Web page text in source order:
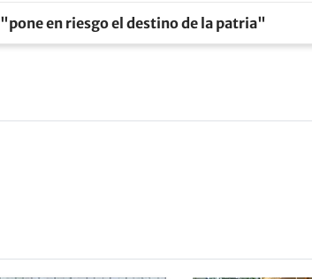
en riesgo el destino de la patria"